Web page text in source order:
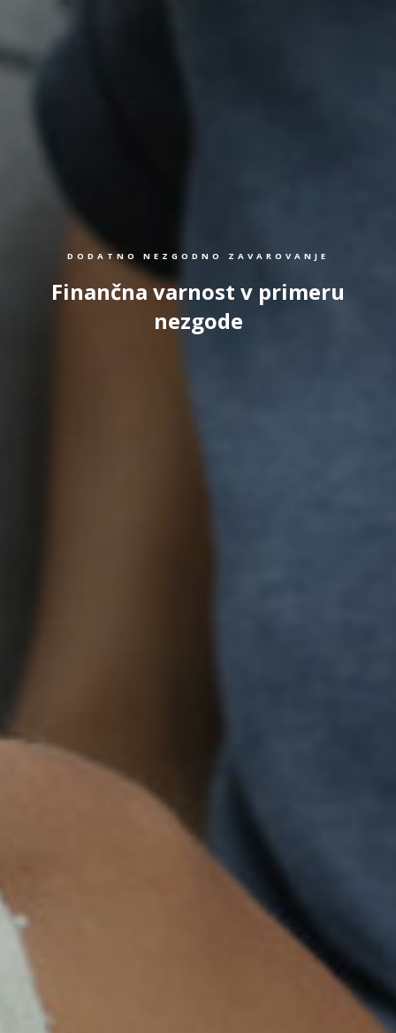
DODATNO NEZGODNO ZAVAROVANJE
Finančna varnost v primeru
nezgode